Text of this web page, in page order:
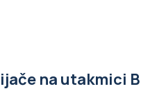
na utakmici